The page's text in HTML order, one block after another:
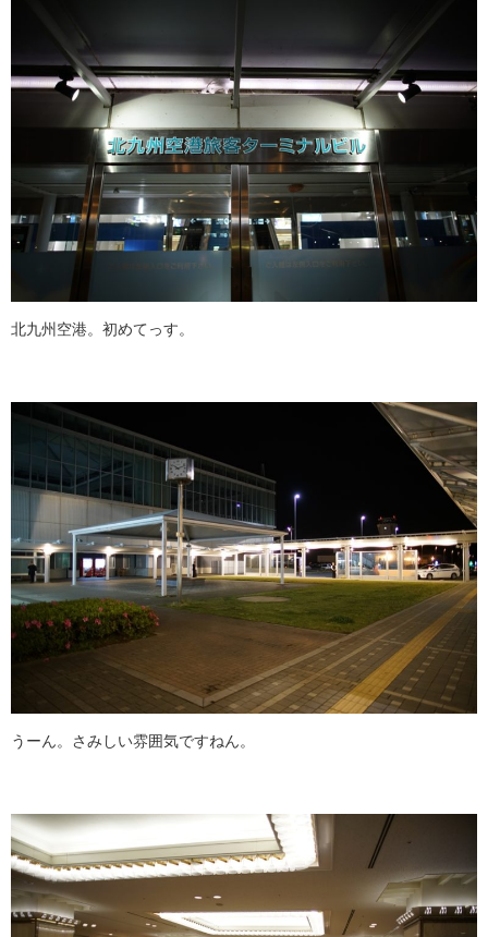
北九州空港。初めてっす。
うーん。さみしい雰囲気ですねん。